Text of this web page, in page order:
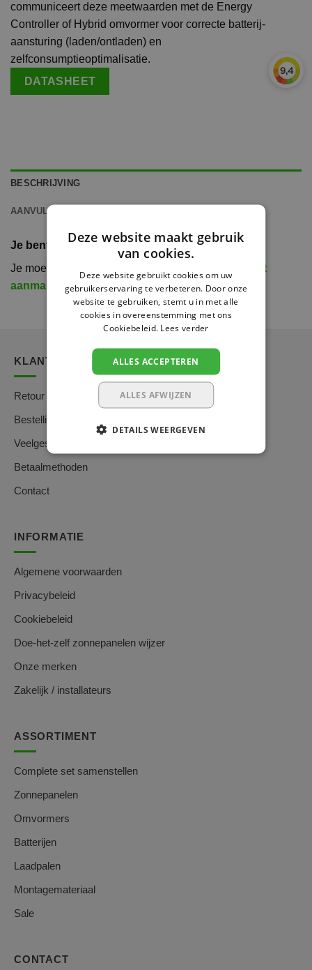
communiceert deze meetwaarden met de Energy
Controller of Hybrid omvormer voor correcte batterij-
aansturing (laden/ontladen) en
zelfconsumptieoptimalisatie.
DATASHEET
BESCHRIJVING
AANVULLENDE INFORMATIE
Je bent momenteel niet ingelogd
Je moet eerst inloggen of een
installateursaccount
aanmakenom dit product te bekijken.
KLANTENSERVICE
Retour aanmelden
Bestelling volgen
Veelgestelde vragen
Betaalmethoden
Contact
INFORMATIE
Algemene voorwaarden
Privacybeleid
Cookiebeleid
Doe-het-zelf zonnepanelen wijzer
Onze merken
Zakelijk / installateurs
ASSORTIMENT
Complete set samenstellen
Zonnepanelen
Omvormers
Batterijen
Laadpalen
Montagemateriaal
Sale
CONTACT
Deze website maakt gebruik
van cookies.
Deze website gebruikt cookies om uw
gebruikerservaring te verbeteren. Door onze
website te gebruiken, stemt u in met alle
cookies in overeenstemming met ons
Cookiebeleid. Lees verder
ALLES ACCEPTEREN
ALLES AFWIJZEN
DETAILS WEERGEVEN